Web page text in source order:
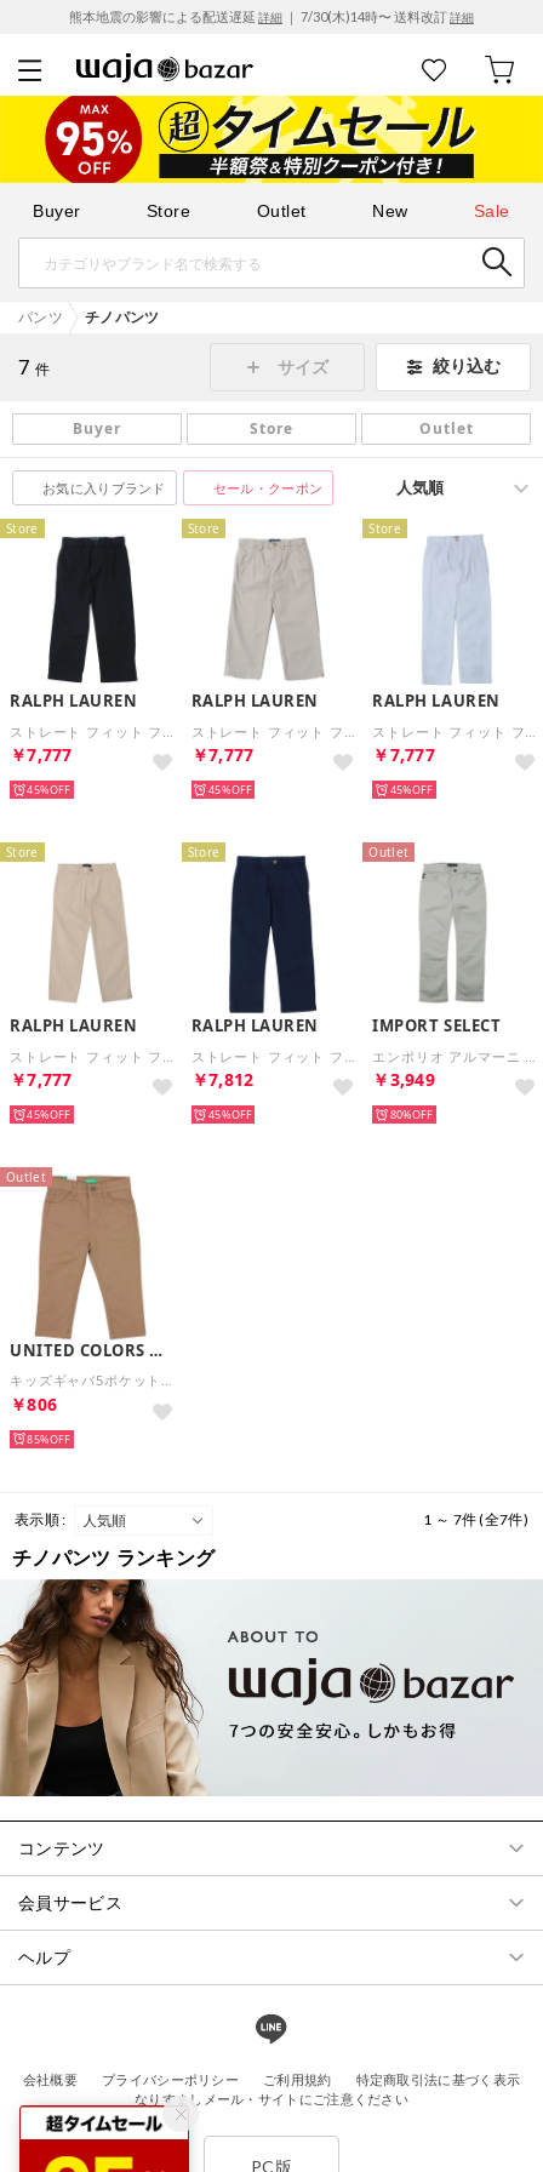
熊本地震の影響による配送遅延 詳細 ｜ 7/30(木)14時〜 送料改訂詳細
Buyer Store Outlet New Sale
パンツ チノパンツ
7 件 サイズ 絞り込む
Buyer Store Outlet
お気に入りブランド セール・クーポン
Store
RALPH LAUREN
￥7,777
45%
Store
RALPH LAUREN
￥7,777
45%
Store
RALPH LAUREN
￥7,777
45%
Store
RALPH LAUREN
￥7,777
45%
Store
RALPH LAUREN
￥7,812
45%
Outlet
IMPORT SELECT
￥3,949
80%
Outlet
UNITED COLORS OF BENETTON.
キッズギャバ5ポケットパンツB （34A）
￥806
85%
表示順 : 1 ～ 7件 (全7件)
チノパンツ ランキング
コンテンツ
会員サービス
ヘルプ
会社概要 プライバシーポリシー ご利用規約
特定商取引法に基づく表示
なりすましメール・サイトにご注意ください
PC版